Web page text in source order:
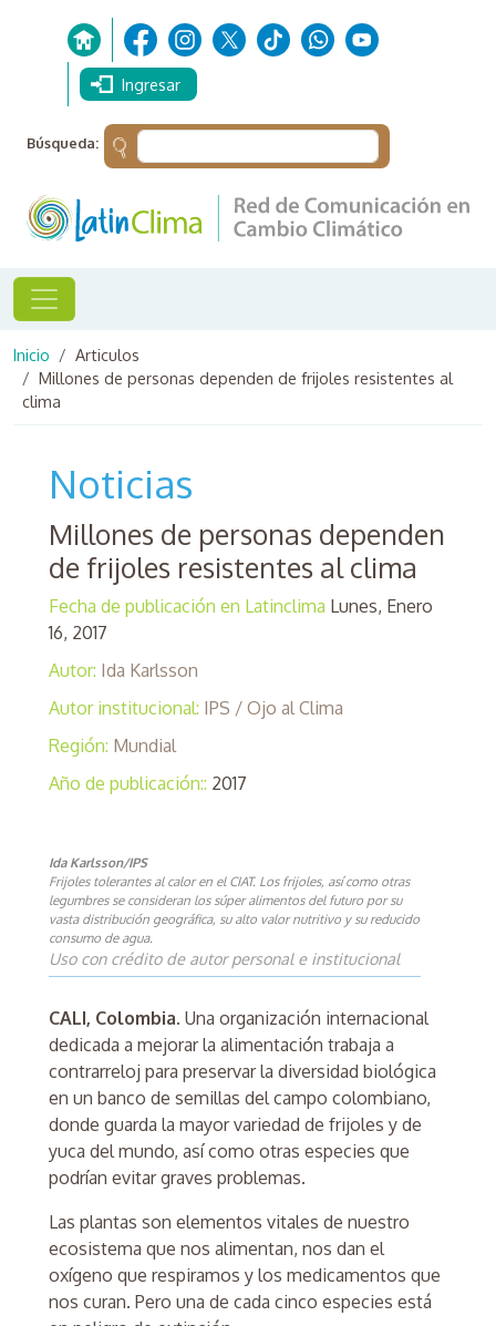
Pasar al contenido principal
Ingresar
Búsqueda:
Ruta de navegación
Inicio
Articulos
Millones de personas dependen de frijoles resistentes al
clima
Noticias
Millones de personas dependen
de frijoles resistentes al clima
Fecha de publicación en Latinclima Lunes, Enero
16, 2017
Autor: Ida Karlsson
Autor institucional: IPS / Ojo al Clima
Región: Mundial
Año de publicación:: 2017
Ida Karlsson/IPS
Frijoles tolerantes al calor en el CIAT. Los frijoles, así como otras
legumbres se consideran los súper alimentos del futuro por su
vasta distribución geográfica, su alto valor nutritivo y su reducido
consumo de agua.
Uso con crédito de autor personal e institucional
CALI, Colombia. Una organización internacional
dedicada a mejorar la alimentación trabaja a
contrarreloj para preservar la diversidad biológica
en un banco de semillas del campo colombiano,
donde guarda la mayor variedad de frijoles y de
yuca del mundo, así como otras especies que
podrían evitar graves problemas.
Las plantas son elementos vitales de nuestro
ecosistema que nos alimentan, nos dan el
oxígeno que respiramos y los medicamentos que
nos curan. Pero una de cada cinco especies está